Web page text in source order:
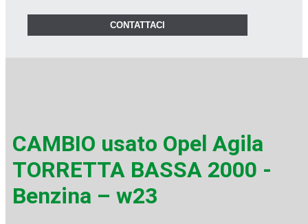
CONTATTACI
CAMBIO usato Opel Agila
TORRETTA BASSA 2000 -
Benzina – w23